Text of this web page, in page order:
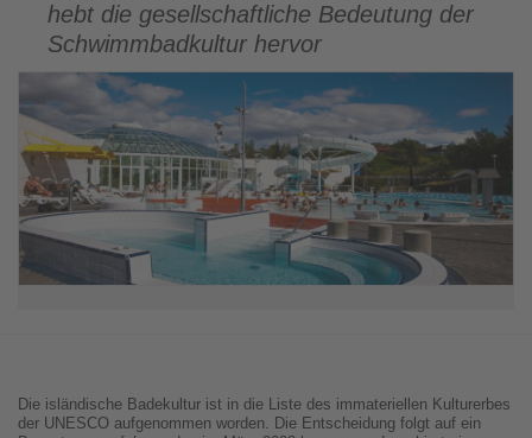
hebt die gesellschaftliche Bedeutung der
Schwimmbadkultur hervor
Die isländische Badekultur ist in die Liste des immateriellen Kulturerbes
der UNESCO aufgenommen worden. Die Entscheidung folgt auf ein